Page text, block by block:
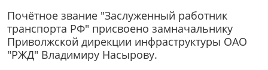
Почётное звание "Заслуженный работник
транспорта РФ" присвоено замначальнику
Приволжской дирекции инфраструктуры ОАО
"РЖД" Владимиру Насырову.